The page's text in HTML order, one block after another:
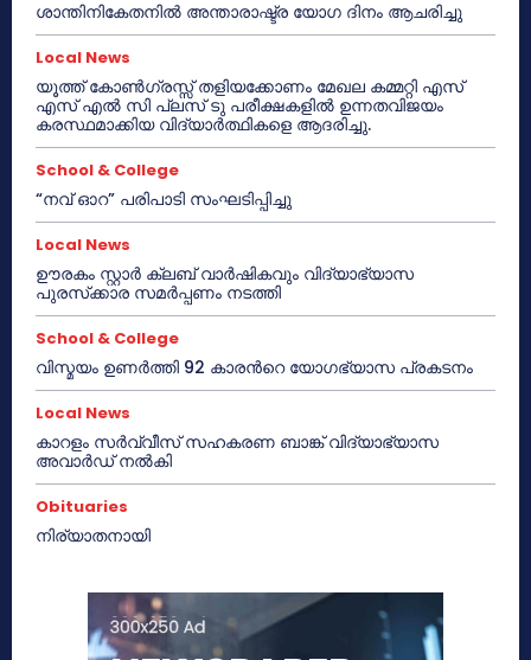
ശാന്തിനികേതനിൽ അന്താരാഷ്ട്ര യോഗ ദിനം ആചരിച്ചു
Local News
യൂത്ത് കോൺഗ്രസ്സ് തളിയക്കോണം മേഖല കമ്മറ്റി എസ്
എസ് എൽ സി പ്ലസ് ടു പരീക്ഷകളിൽ ഉന്നതവിജയം
കരസ്ഥമാക്കിയ വിദ്യാർത്ഥികളെ ആദരിച്ചു.
School & College
“നവ് ഓറ” പരിപാടി സംഘടിപ്പിച്ചു
Local News
ഊരകം സ്റ്റാർ ക്ലബ് വാർഷികവും വിദ്യാഭ്യാസ
പുരസ്‌ക്കാര സമർപ്പണം നടത്തി
School & College
വിസ്മയം ഉണർത്തി 92 കാരൻറെ യോഗഭ്യാസ പ്രകടനം
Local News
കാറളം സർവ്വീസ് സഹകരണ ബാങ്ക് വിദ്യാഭ്യാസ
അവാർഡ് നൽകി
Obituaries
നിര്യാതനായി